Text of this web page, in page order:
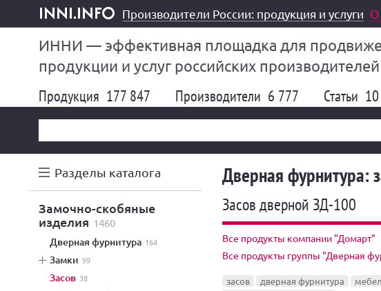
inni.info
Производители России: продукция и услуги О
ИННИ — эффективная площадка для
продукции и услуг российских производителей
Продукция 177 847 Производители 6 777 Статьи
Разделы каталога
замочно-скобяные
изделия 1460
дверная фурнитура 164
замки 99
засов 38
Дверная фурнитура:
Засов дверной ЗД-100
Все продукты компании "Домарт"
Все продукты группы "Дверная
засов дверная фурнитура